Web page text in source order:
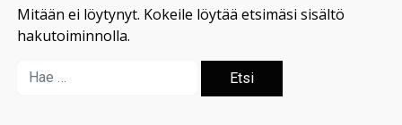
Mitään ei löytynyt. Kokeile löytää etsimäsi sisältö
hakutoiminnolla.